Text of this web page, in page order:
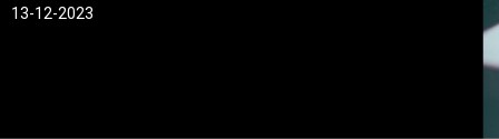
13-12-2023